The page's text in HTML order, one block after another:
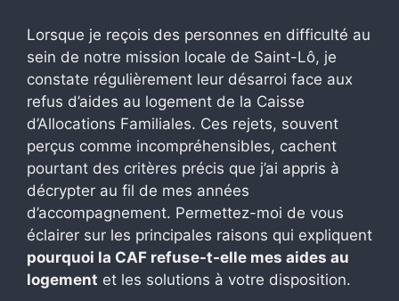
Lorsque je reçois des personnes en difficulté au
sein de notre mission locale de Saint-Lô, je
constate régulièrement leur désarroi face aux
refus d’aides au logement de la Caisse
d’Allocations Familiales. Ces rejets, souvent
perçus comme incompréhensibles, cachent
pourtant des critères précis que j’ai appris à
décrypter au fil de mes années
d’accompagnement. Permettez-moi de vous
éclairer sur les principales raisons qui expliquent
pourquoi la CAF refuse-t-elle mes aides au
logement et les solutions à votre disposition.